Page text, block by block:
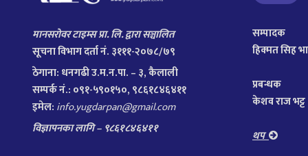
मानसरोवर टाइम्स प्रा. लि. द्वारा सञ्चालित
सूचना विभाग दर्ता नं. ३१११-२०७८/७९
ठेगाना: धनगढी उ.म.न.पा. – ३, कैलाली
सम्पर्क नं.: ०९१-५९०१५०, ९८६१८४६४११
इमेल: info.yugdarpan@gmail.com
विज्ञापनका लागि – ९८६१८४६४११
सम्पादक
हिक्मत सिह
प्रबन्धक
केशव राज भट्ट
थप